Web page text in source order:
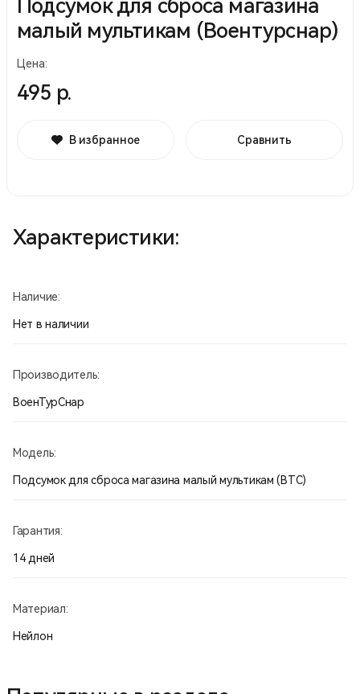
Подсумок для сброса магазина
малый мультикам (Воентурснар)
Цена:
495 р.
В избранное Сравнить
Характеристики:
Наличие:
Нет в наличии
Производитель:
ВоенТурСнар
Модель:
Подсумок для сброса магазина малый мультикам (ВТС)
Гарантия:
14 дней
Материал:
Нейлон